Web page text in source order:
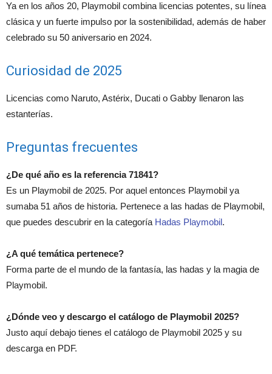
Ya en los años 20, Playmobil combina licencias potentes, su línea
clásica y un fuerte impulso por la sostenibilidad, además de haber
celebrado su 50 aniversario en 2024.
Curiosidad de 2025
Licencias como Naruto, Astérix, Ducati o Gabby llenaron las
estanterías.
Preguntas frecuentes
¿De qué año es la referencia 71841?
Es un Playmobil de 2025. Por aquel entonces Playmobil ya
sumaba 51 años de historia. Pertenece a las hadas de Playmobil,
que puedes descubrir en la categoría Hadas Playmobil.
¿A qué temática pertenece?
Forma parte de el mundo de la fantasía, las hadas y la magia de
Playmobil.
¿Dónde veo y descargo el catálogo de Playmobil 2025?
Justo aquí debajo tienes el catálogo de Playmobil 2025 y su
descarga en PDF.